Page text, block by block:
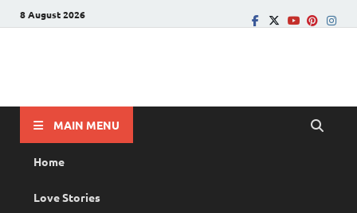
8 August 2026
MAIN MENU
Home
Love Stories